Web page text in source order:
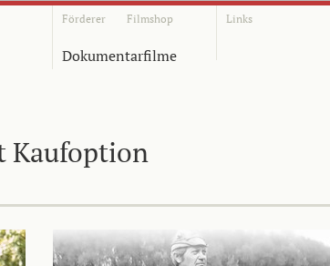
Förderer Filmshop Links
Dokumentarfilme
Kaufoption